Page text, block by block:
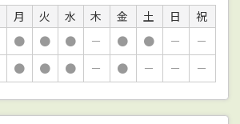
月 火 水 木 金 土 日
祝
● ● ● － ● ● －
－
● ● ● － ● － － －